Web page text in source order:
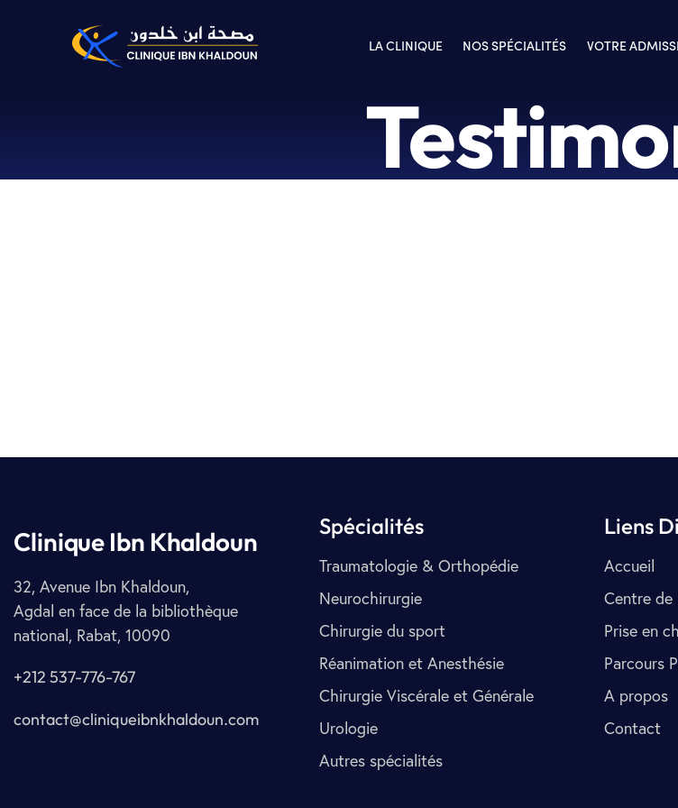
LA CLINIQUE NOS SPÉCIALITÉS VOTRE
Clinique Ibn Khaldoun
32, Avenue Ibn Khaldoun,
Agdal en face de la bibliothèque
national, Rabat, 10090
+212 537-776-767
contact@cliniqueibnkhaldoun.com
Spécialités
Traumatologie & Orthopédie
Neurochirurgie
Chirurgie du sport
Réanimation et Anesthésie
Chirurgie Viscérale et Générale
Urologie
Autres spécialités
Liens
Accueil
Centre de
Prise en
Parcours
A propos
Contact